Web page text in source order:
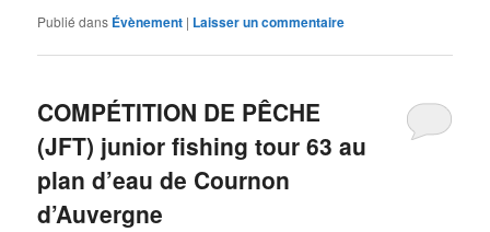
Publié dans Évènement | Laisser un commentaire
COMPÉTITION DE PÊCHE
(JFT) junior fishing tour 63 au
plan d’eau de Cournon
d’Auvergne